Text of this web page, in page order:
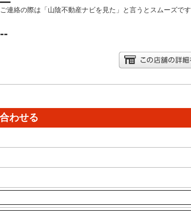
ご連絡の際は「山陰不動産ナビを見た」と言うとスムーズです
--